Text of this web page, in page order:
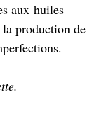
aux huiles
la production de